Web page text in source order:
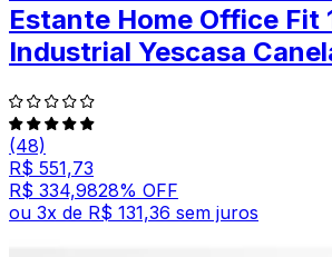
Estante Home Office Fit
Industrial Yescasa
(48)
R$ 551,73
R$ 334,9828% OFF
ou 3x de R$ 131,36 sem juros